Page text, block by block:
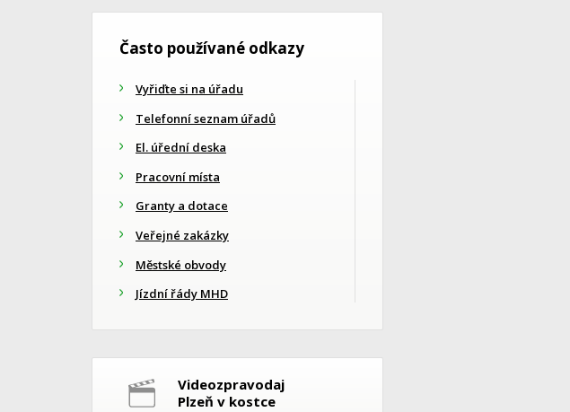
Často používané odkazy
Vyřiďte si na úřadu
Telefonní seznam úřadů
El. úřední deska
Pracovní místa
Granty a dotace
Veřejné zakázky
Městské obvody
Jízdní řády MHD
Videozpravodaj
Plzeň v kostce